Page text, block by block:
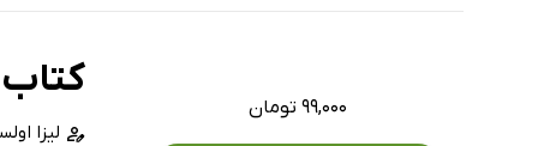
۹۹,۰۰۰ تومان
کتاب
لیزا